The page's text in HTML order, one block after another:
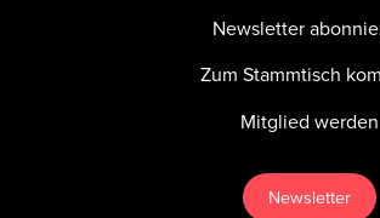
Newsletter
Zum Stammtisch
Mitglied werden
Newsletter